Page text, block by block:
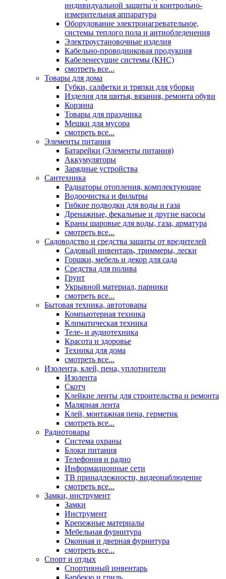
индивидуальной защиты и контрольно-
измерительная аппаратура
Оборудование электронагревательное,
системы теплого пола и антиобледенения
Электроустановочные изделия
Кабельно-проводниковая продукция
Кабеленесущие системы (КНС)
смотреть все...
Товары для дома
Губки, салфетки и тряпки для уборки
Изделия для шитья, вязания, ремонта обуви
Корзина
Товары для праздника
Мешки для мусора
смотреть все...
Элементы питания
Батарейки (Элементы питания)
Аккумуляторы
Зарядные устройства
Сантехника
Радиаторы отопления, комплектующие
Водоочистка и фильтры
Гибкие подводки для воды и газа
Дренажные, фекальные и другие насосы
Краны шаровые для воды, газа, арматура
смотреть все...
Садоводство и средства защиты от вредителей
Садовый инвентарь, триммеры, лески
Горшки, мебель и декор для сада
Средства для полива
Грунт
Укрывной материал, парники
смотреть все...
Бытовая техника, автотовары
Компьютерная техника
Климатическая техника
Теле- и аудиотехника
Красота и здоровье
Техника для дома
смотреть все...
Изолента, клей, пена, уплотнители
Изолента
Скотч
Клейкие ленты для строительства и ремонта
Малярная лента
Клей, монтажная пена, герметик
смотреть все...
Радиотовары
Система охраны
Блоки питания
Телефония и радио
Информационные сети
ТВ принадлежности, видеонаблюдение
смотреть все...
Замки, инструмент
Замки
Инструмент
Крепежные материалы
Мебельная фурнитура
Оконная и дверная фурнитура
смотреть все...
Спорт и отдых
Спортивный инвентарь
Барбекю и гриль